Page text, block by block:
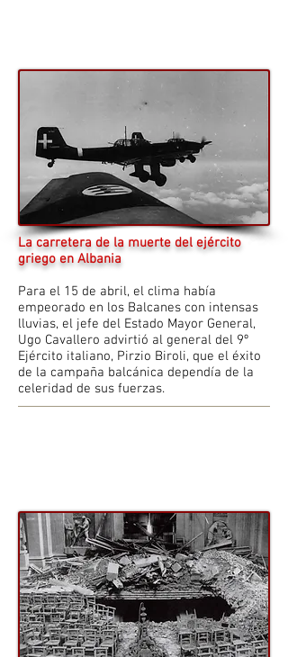
La carretera de la muerte del ejército
griego en Albania
Para el 15 de abril, el clima había
empeorado en los Balcanes con intensas
lluvias, el jefe del Estado Mayor General,
Ugo Cavallero advirtió al general del 9º
Ejército italiano, Pirzio Biroli, que el éxito
de la campaña balcánica dependía de la
celeridad de sus fuerzas.